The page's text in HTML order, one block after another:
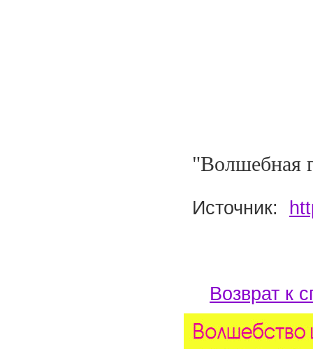
"Волшебная
Источник:
Возврат к